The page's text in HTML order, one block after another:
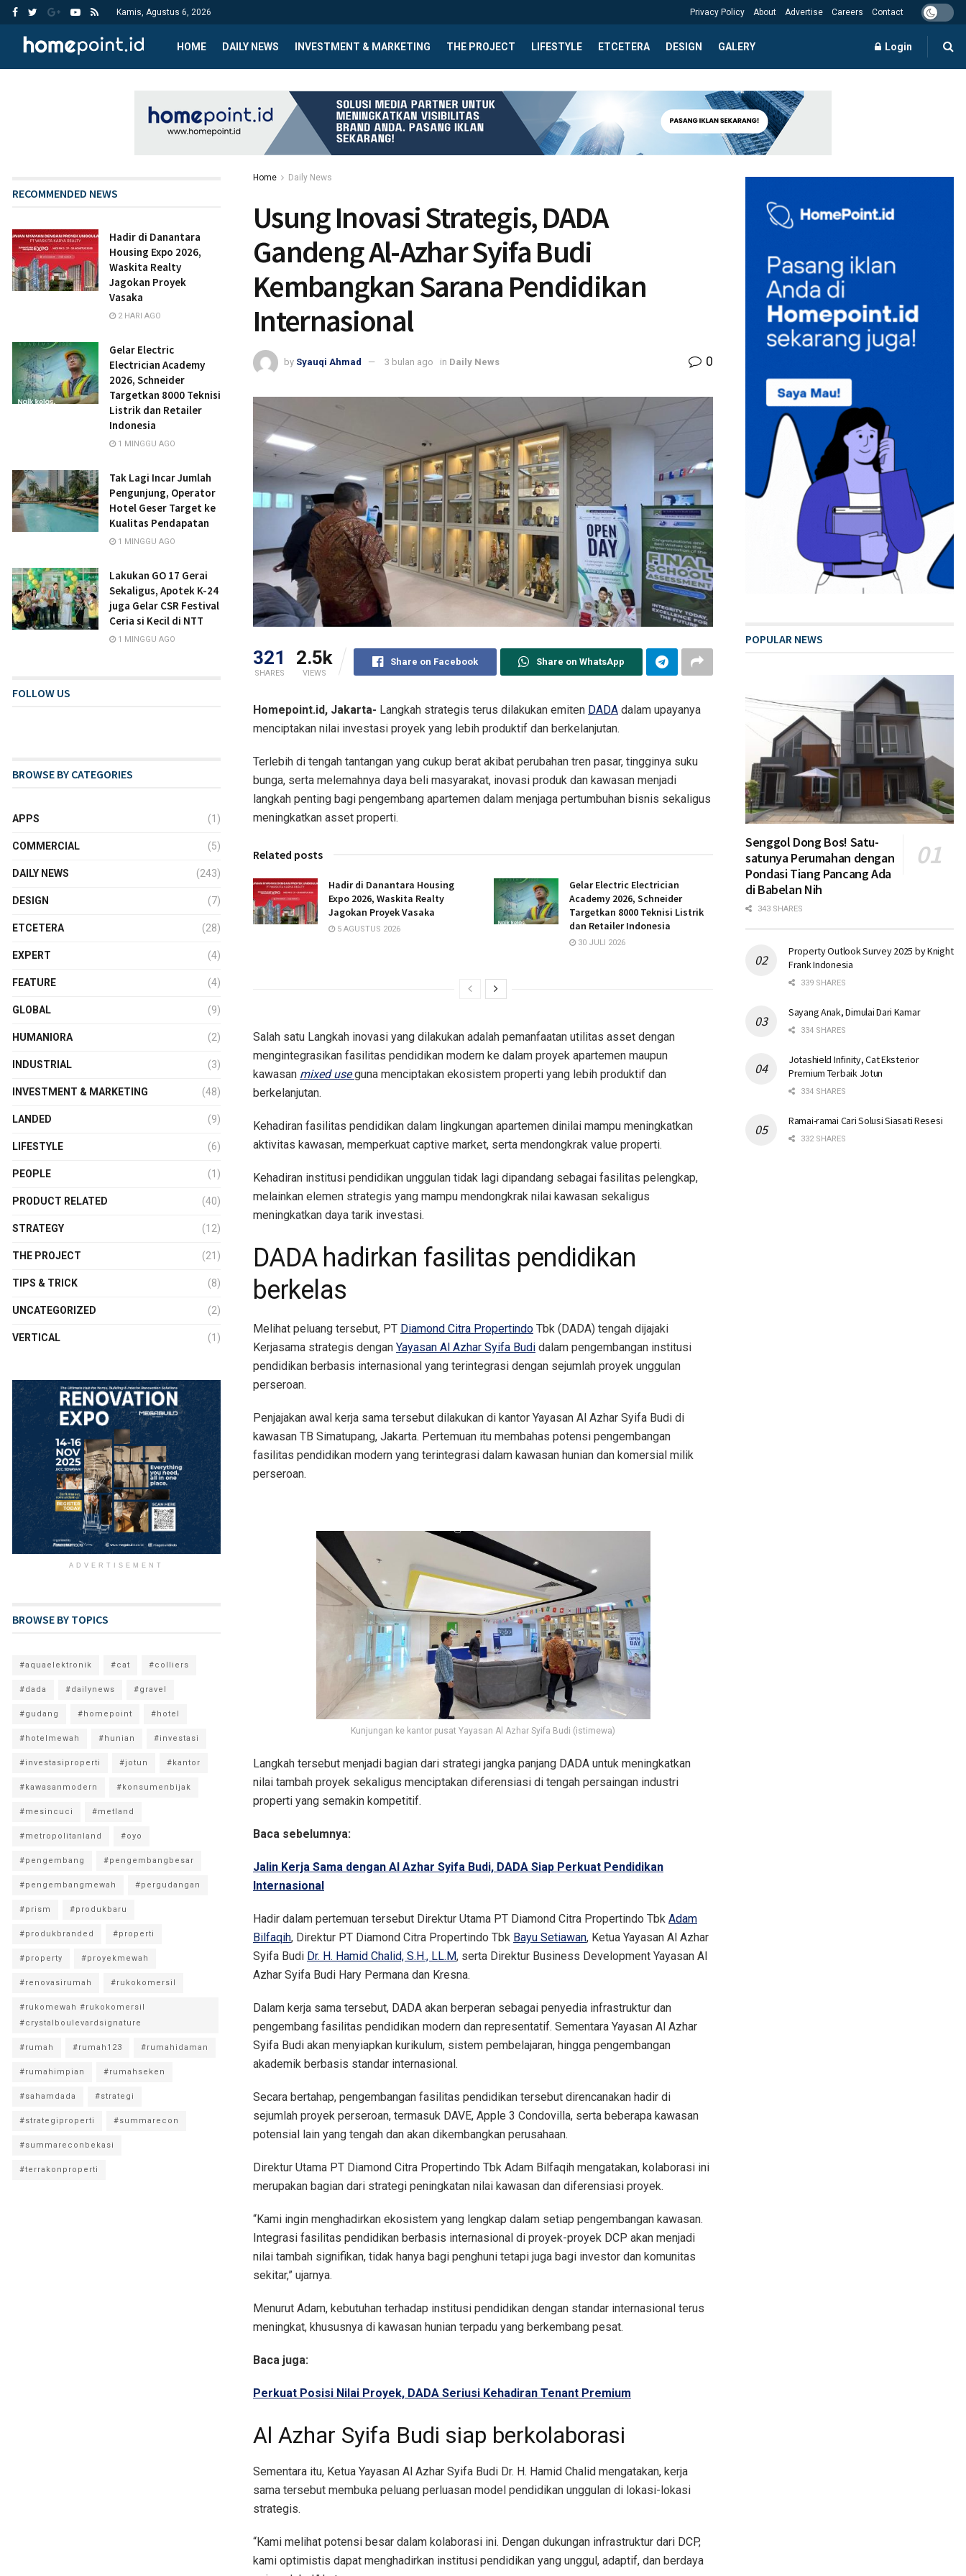
Kamis, Agustus 6, 2026 Privacy Policy About Advertise Careers Contact
HOME DAILY NEWS INVESTMENT & MARKETING THE PROJECT LIFESTYLE ETCETERA DESIGN GALERY Login
Home Daily News
Usung Inovasi Strategis, DADA
Gandeng Al-Azhar Syifa Budi
Kembangkan Sarana Pendidikan
Internasional
by Syauqi Ahmad 3 bulan ago in Daily News 0
321
SHARES
2.5k
VIEWS
Share on Facebook Share on WhatsApp
Homepoint.id, Jakarta- Langkah strategis terus dilakukan emiten DADA dalam upayanya
menciptakan nilai investasi proyek yang lebih produktif dan berkelanjutan.
Terlebih di tengah tantangan yang cukup berat akibat perubahan tren pasar, tingginya suku
bunga, serta melemahnya daya beli masyarakat, inovasi produk dan kawasan menjadi
langkah penting bagi pengembang apartemen dalam menjaga pertumbuhan bisnis sekaligus
meningkatkan asset properti.
Related posts
Hadir di Danantara Housing
Expo 2026, Waskita Realty
Jagokan Proyek Vasaka
5 AGUSTUS 2026
Gelar Electric Electrician
Academy 2026, Schneider
Targetkan 8000 Teknisi Listrik
dan Retailer Indonesia
30 JULI 2026
Salah satu Langkah inovasi yang dilakukan adalah pemanfaatan utilitas asset dengan
mengintegrasikan fasilitas pendidikan modern ke dalam proyek apartemen maupun
kawasan mixed use guna menciptakan ekosistem properti yang lebih produktif dan
berkelanjutan.
Kehadiran fasilitas pendidikan dalam lingkungan apartemen dinilai mampu meningkatkan
aktivitas kawasan, memperkuat captive market, serta mendongkrak value properti.
Kehadiran institusi pendidikan unggulan tidak lagi dipandang sebagai fasilitas pelengkap,
melainkan elemen strategis yang mampu mendongkrak nilai kawasan sekaligus
meningkatkan daya tarik investasi.
DADA hadirkan fasilitas pendidikan
berkelas
Melihat peluang tersebut, PT Diamond Citra Propertindo Tbk (DADA) tengah dijajaki
Kerjasama strategis dengan Yayasan Al Azhar Syifa Budi dalam pengembangan institusi
pendidikan berbasis internasional yang terintegrasi dengan sejumlah proyek unggulan
perseroan.
Penjajakan awal kerja sama tersebut dilakukan di kantor Yayasan Al Azhar Syifa Budi di
kawasan TB Simatupang, Jakarta. Pertemuan itu membahas potensi pengembangan
fasilitas pendidikan modern yang terintegrasi dalam kawasan hunian dan komersial milik
perseroan.
Kunjungan ke kantor pusat Yayasan Al Azhar Syifa Budi (istimewa)
Langkah tersebut menjadi bagian dari strategi jangka panjang DADA untuk meningkatkan
nilai tambah proyek sekaligus menciptakan diferensiasi di tengah persaingan industri
properti yang semakin kompetitif.
Baca sebelumnya:
Jalin Kerja Sama dengan Al Azhar Syifa Budi, DADA Siap Perkuat Pendidikan
Internasional
Hadir dalam pertemuan tersebut Direktur Utama PT Diamond Citra Propertindo Tbk Adam
Bilfaqih, Direktur PT Diamond Citra Propertindo Tbk Bayu Setiawan, Ketua Yayasan Al Azhar
Syifa Budi Dr. H. Hamid Chalid, S.H., LL.M, serta Direktur Business Development Yayasan Al
Azhar Syifa Budi Hary Permana dan Kresna.
Dalam kerja sama tersebut, DADA akan berperan sebagai penyedia infrastruktur dan
pengembang fasilitas pendidikan modern dan representatif. Sementara Yayasan Al Azhar
Syifa Budi akan menyiapkan kurikulum, sistem pembelajaran, hingga pengembangan
akademik berbasis standar internasional.
Secara bertahap, pengembangan fasilitas pendidikan tersebut direncanakan hadir di
sejumlah proyek perseroan, termasuk DAVE, Apple 3 Condovilla, serta beberapa kawasan
potensial lain yang tengah dan akan dikembangkan perusahaan.
Direktur Utama PT Diamond Citra Propertindo Tbk Adam Bilfaqih mengatakan, kolaborasi ini
merupakan bagian dari strategi peningkatan nilai kawasan dan diferensiasi proyek.
“Kami ingin menghadirkan ekosistem yang lengkap dalam setiap pengembangan kawasan.
Integrasi fasilitas pendidikan berbasis internasional di proyek-proyek DCP akan menjadi
nilai tambah signifikan, tidak hanya bagi penghuni tetapi juga bagi investor dan komunitas
sekitar,” ujarnya.
Menurut Adam, kebutuhan terhadap institusi pendidikan dengan standar internasional terus
meningkat, khususnya di kawasan hunian terpadu yang berkembang pesat.
Baca juga:
Perkuat Posisi Nilai Proyek, DADA Seriusi Kehadiran Tenant Premium
Al Azhar Syifa Budi siap berkolaborasi
Sementara itu, Ketua Yayasan Al Azhar Syifa Budi Dr. H. Hamid Chalid mengatakan, kerja
sama tersebut membuka peluang perluasan model pendidikan unggulan di lokasi-lokasi
strategis.
“Kami melihat potensi besar dalam kolaborasi ini. Dengan dukungan infrastruktur dari DCP,
kami optimistis dapat menghadirkan institusi pendidikan yang unggul, adaptif, dan berdaya
RECOMMENDED NEWS
Hadir di Danantara
Housing Expo 2026,
Waskita Realty
Jagokan Proyek
Vasaka
2 HARI AGO
Gelar Electric
Electrician Academy
2026, Schneider
Targetkan 8000 Teknisi
Listrik dan Retailer
Indonesia
1 MINGGU AGO
Tak Lagi Incar Jumlah
Pengunjung, Operator
Hotel Geser Target ke
Kualitas Pendapatan
1 MINGGU AGO
Lakukan GO 17 Gerai
Sekaligus, Apotek K-24
juga Gelar CSR Festival
Ceria si Kecil di NTT
1 MINGGU AGO
FOLLOW US
BROWSE BY CATEGORIES
APPS (1)
COMMERCIAL (5)
DAILY NEWS (243)
DESIGN (7)
ETCETERA (28)
EXPERT (4)
FEATURE (4)
GLOBAL (9)
HUMANIORA (2)
INDUSTRIAL (3)
INVESTMENT & MARKETING (48)
LANDED (9)
LIFESTYLE (6)
PEOPLE (1)
PRODUCT RELATED (40)
STRATEGY (12)
THE PROJECT (21)
TIPS & TRICK (8)
UNCATEGORIZED (2)
VERTICAL (1)
ADVERTISEMENT
BROWSE BY TOPICS
#aquaelektronik #cat #colliers
#dada #dailynews #gravel
#gudang #homepoint #hotel
#hotelmewah #hunian #investasi
#investasiproperti #jotun #kantor
#kawasanmodern #konsumenbijak
#mesincuci #metland
#metropolitanland #oyo
#pengembang #pengembangbesar
#pengembangmewah #pergudangan
#prism #produkbaru
#produkbranded #properti
#property #proyekmewah
#renovasirumah #rukokomersil
#rukomewah #rukokomersil
#crystalboulevardsignature
#rumah #rumah123 #rumahidaman
#rumahimpian #rumahseken
#sahamdada #strategi
#strategiproperti #summarecon
#summareconbekasi
#terrakonproperti
POPULAR NEWS
Senggol Dong Bos! Satu-
satunya Perumahan dengan
Pondasi Tiang Pancang Ada
di Babelan Nih
343 SHARES
Property Outlook Survey 2025 by Knight
Frank Indonesia
339 SHARES
Sayang Anak, Dimulai Dari Kamar
334 SHARES
Jotashield Infinity, Cat Eksterior
Premium Terbaik Jotun
334 SHARES
Ramai-ramai Cari Solusi Siasati Resesi
332 SHARES